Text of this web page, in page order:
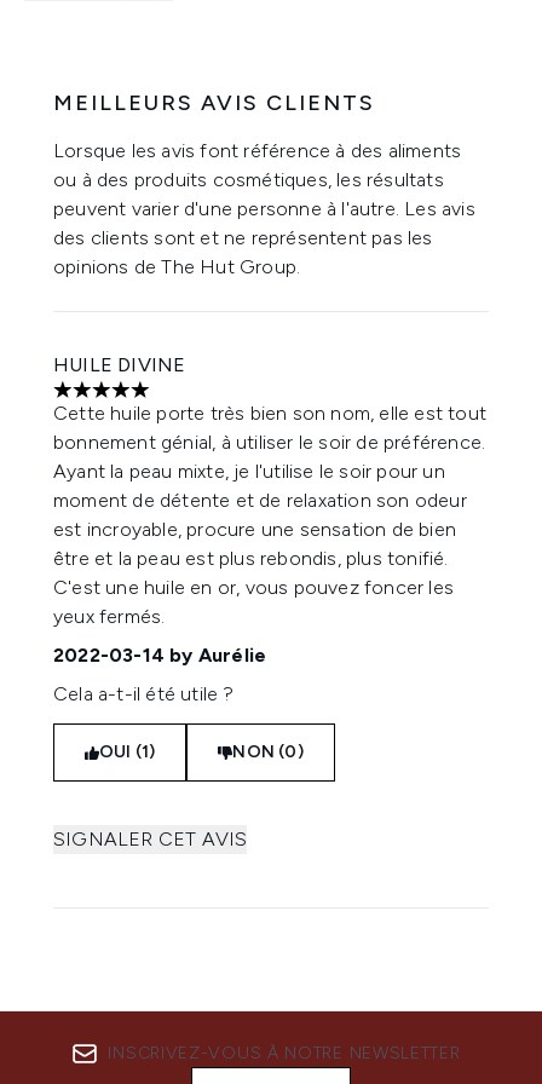
MEILLEURS AVIS CLIENTS
Lorsque les avis font référence à des aliments
ou à des produits cosmétiques, les résultats
peuvent varier d'une personne à l'autre. Les avis
des clients sont et ne représentent pas les
opinions de The Hut Group.
HUILE DIVINE
5 étoiles sur un maximum de 5
Cette huile porte très bien son nom, elle est tout
bonnement génial, à utiliser le soir de préférence.
Ayant la peau mixte, je l'utilise le soir pour un
moment de détente et de relaxation son odeur
est incroyable, procure une sensation de bien
être et la peau est plus rebondis, plus tonifié.
C'est une huile en or, vous pouvez foncer les
yeux fermés.
2022-03-14 by Aurélie
Cela a-t-il été utile ?
OUI (1) NON (0)
SIGNALER CET AVIS
INSCRIVEZ-VOUS À NOTRE NEWSLETTER